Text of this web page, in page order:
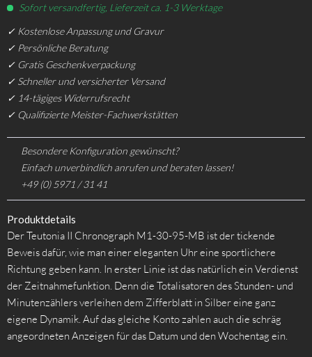
Sofort versandfertig, Lieferzeit ca. 1-3 Werktage
✓ Kostenlose Anpassung und Gravur
✓ Persönliche Beratung
✓ Gratis Geschenkverpackung
✓ Schneller und versicherter Versand
✓ 14-tägiges Widerrufsrecht
✓ Qualifizierte Meister-Fachwerkstätten
Besondere Konfiguration gewünscht?
Einfach unverbindlich anrufen und beraten lassen!
+49 (0) 5971 / 31 41
Produktdetails
Der Teutonia II Chronograph M1-30-95-MB ist der tickende
Beweis dafür, wie man einer eleganten Uhr eine sportlichere
Richtung geben kann. In erster Linie ist das natürlich ein Verdienst
der Zeitnahmefunktion. Denn die Totalisatoren des Stunden- und
Minutenzählers verleihen dem Zifferblatt in Silber eine ganz
eigene Dynamik. Auf das gleiche Konto zahlen auch die schräg
angeordneten Anzeigen für das Datum und den Wochentag ein.